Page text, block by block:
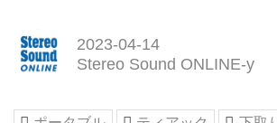
2023-04-14
Stereo Sound ONLINE-y